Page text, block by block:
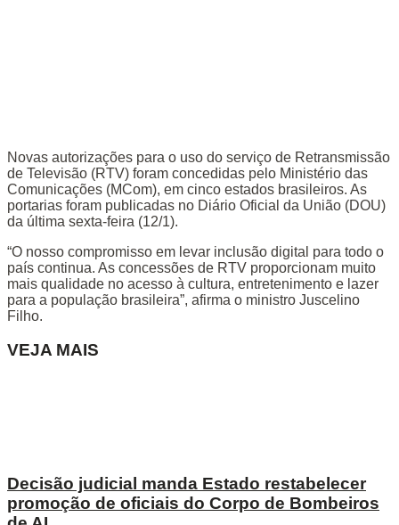
Novas autorizações para o uso do serviço de Retransmissão
de Televisão (RTV) foram concedidas pelo Ministério das
Comunicações (MCom), em cinco estados brasileiros. As
portarias foram publicadas no Diário Oficial da União (DOU)
da última sexta-feira (12/1).
“O nosso compromisso em levar inclusão digital para todo o
país continua. As concessões de RTV proporcionam muito
mais qualidade no acesso à cultura, entretenimento e lazer
para a população brasileira”, afirma o ministro Juscelino
Filho.
VEJA MAIS
Decisão judicial manda Estado restabelecer
promoção de oficiais do Corpo de Bombeiros